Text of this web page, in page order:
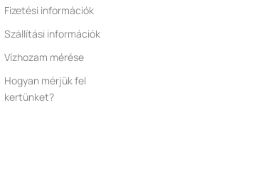
Fizetési információk
Szállítási információk
Vízhozam mérése
Hogyan mérjük fel
kertünket?